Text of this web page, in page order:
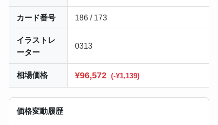
カード番号 186 / 173
イラストレ
ーター
0313
相場価格 ¥96,572 (-¥1,139)
価格変動履歴